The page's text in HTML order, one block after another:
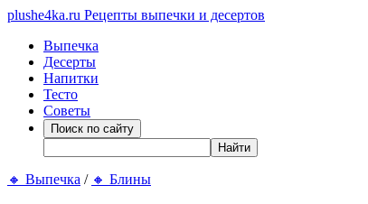
plushe4ka.ru Рецепты выпечки и десертов
Выпечка
Десерты
Напитки
Тесто
Советы
🔸 Выпечка / 🔸 Блины